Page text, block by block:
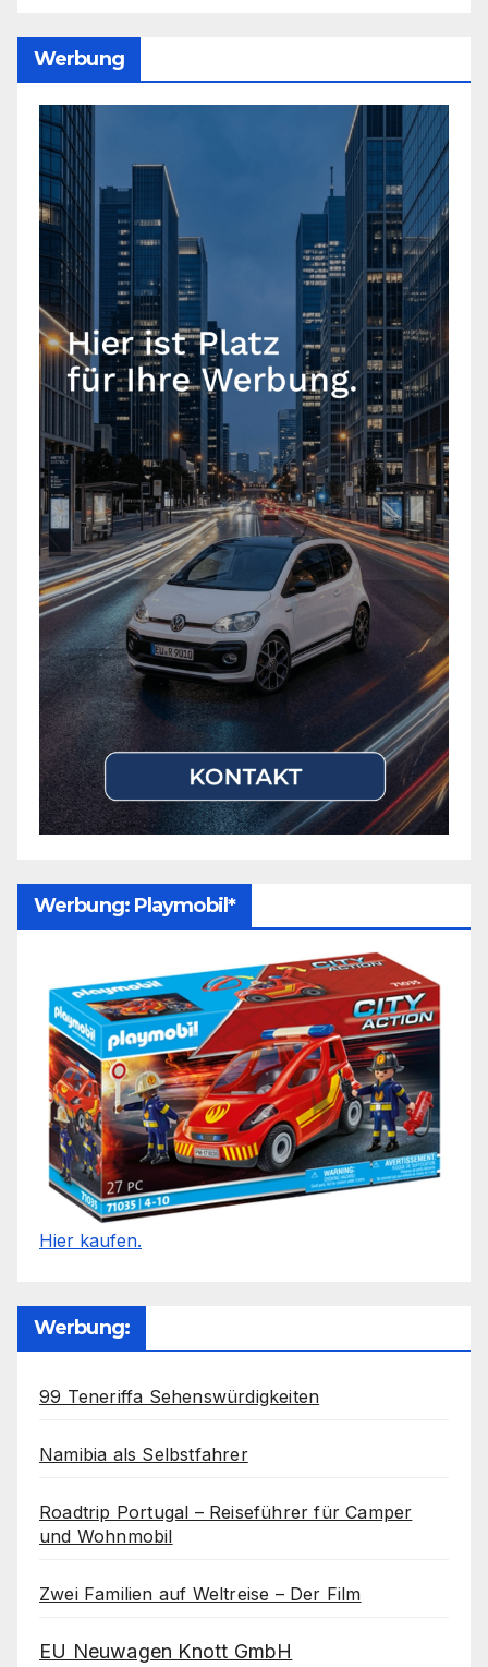
Werbung
Werbung: Playmobil*
Hier kaufen.
Werbung:
99 Teneriffa Sehenswürdigkeiten
Namibia als Selbstfahrer
Roadtrip Portugal – Reiseführer für Camper
und Wohnmobil
Zwei Familien auf Weltreise – Der Film
EU Neuwagen Knott GmbH